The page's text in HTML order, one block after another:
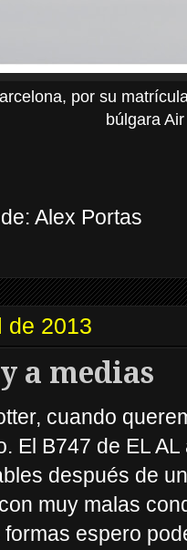
por su
búlgara
Alex Portas
de 2013
a medias
cuando
El B747 de EL
después de
muy malas
espero